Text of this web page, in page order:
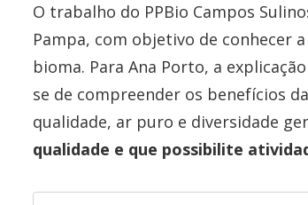
O trabalho do PPBio Campos
Pampa, com objetivo de conhecer
bioma. Para Ana Porto, a
se de compreender os benefícios
qualidade, ar puro e diversidade
qualidade e que possibilite